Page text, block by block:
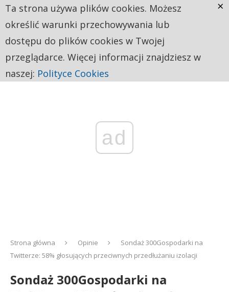
ad
Strona główna Opinie
Sondaż 300Gospodarki na
Twitterze: 58% głosujących przeciwnych przedłużaniu izolacji
Sondaż 300Gospodarki na
Ta strona używa plików cookies. Możesz
określić warunki przechowywania lub
dostępu do plików cookies w Twojej
przeglądarce. Więcej informacji znajdziesz w
naszej: Polityce Cookies
×